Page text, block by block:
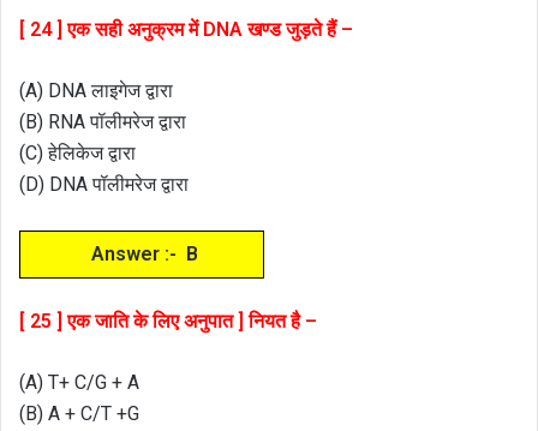
[ 24 ] एक सही अनुक्रम में DNA खण्ड जुड़ते हैं –
(A) DNA लाइगेज द्वारा
(B) RNA पॉलीमरेज द्वारा
(C) हेलिकेज द्वारा
(D) DNA पॉलीमरेज द्वारा
Answer :- B
[ 25 ] एक जाति के लिए अनुपात ] नियत है –
(A) T+ C/G + A
(B) A + C/T +G